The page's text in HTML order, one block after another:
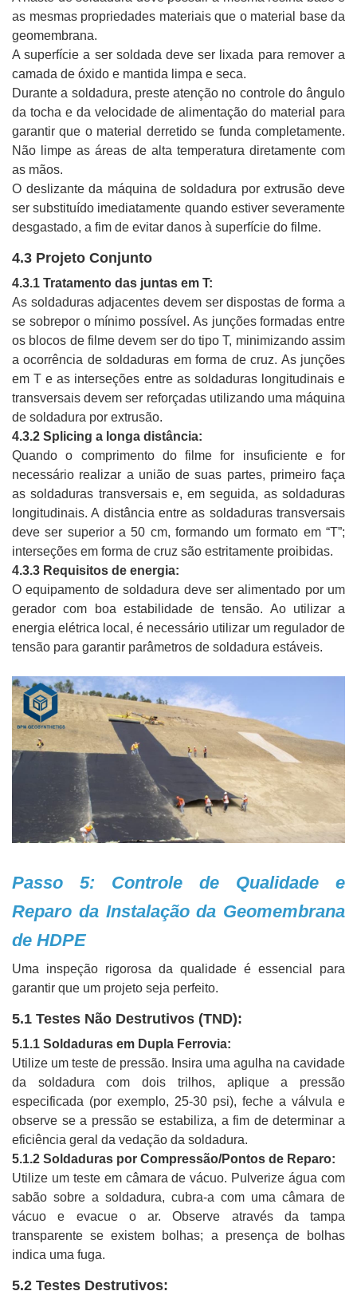
as mesmas propriedades materiais que o material base da
geomembrana.
A superfície a ser soldada deve ser lixada para remover a
camada de óxido e mantida limpa e seca.
Durante a soldadura, preste atenção no controle do ângulo
da tocha e da velocidade de alimentação do material para
garantir que o material derretido se funda completamente.
Não limpe as áreas de alta temperatura diretamente com
as mãos.
O deslizante da máquina de soldadura por extrusão deve
ser substituído imediatamente quando estiver severamente
desgastado, a fim de evitar danos à superfície do filme.
4.3 Projeto Conjunto
4.3.1 Tratamento das juntas em T:
As soldaduras adjacentes devem ser dispostas de forma a
se sobrepor o mínimo possível. As junções formadas entre
os blocos de filme devem ser do tipo T, minimizando assim
a ocorrência de soldaduras em forma de cruz. As junções
em T e as interseções entre as soldaduras longitudinais e
transversais devem ser reforçadas utilizando uma máquina
de soldadura por extrusão.
4.3.2 Splicing a longa distância:
Quando o comprimento do filme for insuficiente e for
necessário realizar a união de suas partes, primeiro faça
as soldaduras transversais e, em seguida, as soldaduras
longitudinais. A distância entre as soldaduras transversais
deve ser superior a 50 cm, formando um formato em “T”;
interseções em forma de cruz são estritamente proibidas.
4.3.3 Requisitos de energia:
O equipamento de soldadura deve ser alimentado por um
gerador com boa estabilidade de tensão. Ao utilizar a
energia elétrica local, é necessário utilizar um regulador de
tensão para garantir parâmetros de soldadura estáveis.
Passo 5: Controle de Qualidade e
Reparo da Instalação da Geomembrana
de HDPE
Uma inspeção rigorosa da qualidade é essencial para
garantir que um projeto seja perfeito.
5.1 Testes Não Destrutivos (TND):
5.1.1 Soldaduras em Dupla Ferrovia:
Utilize um teste de pressão. Insira uma agulha na cavidade
da soldadura com dois trilhos, aplique a pressão
especificada (por exemplo, 25-30 psi), feche a válvula e
observe se a pressão se estabiliza, a fim de determinar a
eficiência geral da vedação da soldadura.
5.1.2 Soldaduras por Compressão/Pontos de Reparo:
Utilize um teste em câmara de vácuo. Pulverize água com
sabão sobre a soldadura, cubra-a com uma câmara de
vácuo e evacue o ar. Observe através da tampa
transparente se existem bolhas; a presença de bolhas
indica uma fuga.
5.2 Testes Destrutivos: